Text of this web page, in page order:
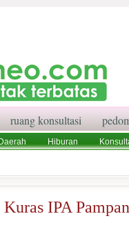
ruang konsultasi
Daerah Hiburan
IPA